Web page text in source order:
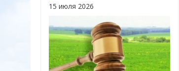
15 июля 2026